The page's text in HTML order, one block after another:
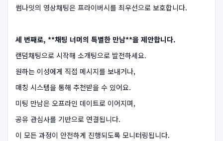
썸나잇의 영상채팅은 프라이버시를 최우선으로 보호합니다.
세 번째로, **채팅 너머의 특별한 만남**을 제안합니다.
랜덤채팅으로 시작해 소개팅으로 발전하세요.
원하는 이성에게 직접 메시지를 보내거나,
매칭 시스템을 통해 추천받을 수 있어요.
미팅 만남은 오프라인 데이트로 이어지며,
공유 관심사를 기반으로 연결됩니다.
이 모든 과정이 안전하게 진행되도록 모니터링됩니다.